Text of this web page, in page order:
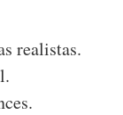
realistas.